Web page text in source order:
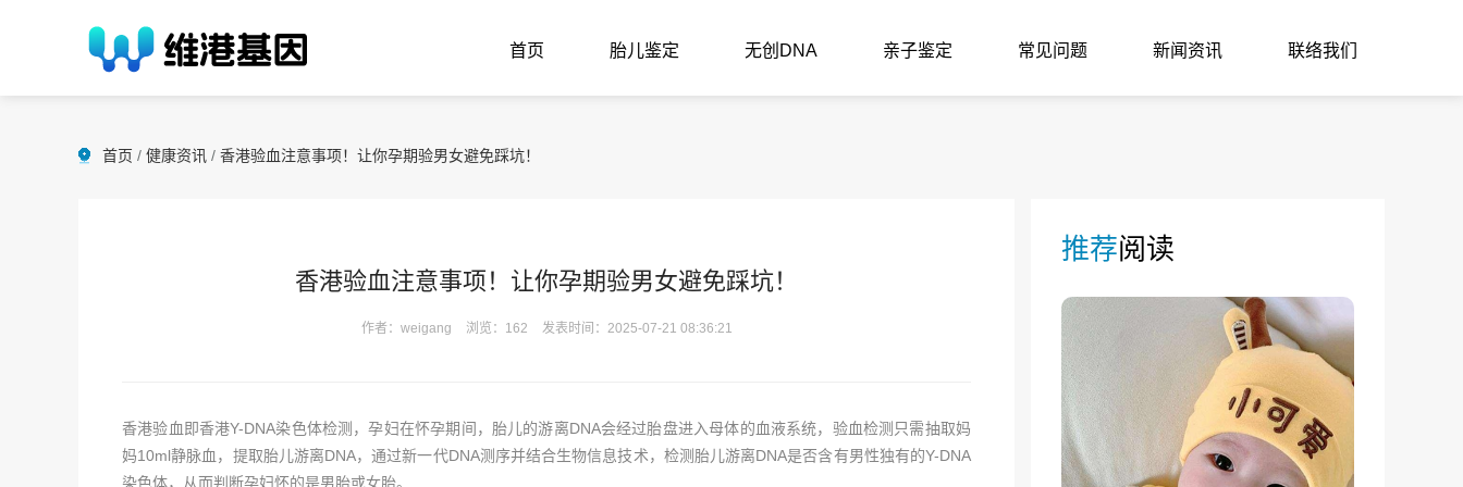
首页 胎儿鉴定 无创DNA 亲子鉴定 常见问题 新闻资讯 联络我们
首页 / 健康资讯 / 香港验血注意事项！让你孕期验男女避免踩坑！
香港验血注意事项！让你孕期验男女避免踩坑！
作者：weigang 浏览：162 发表时间：2025-07-21 08:36:21
香港验血即香港Y-DNA染色体检测，孕妇在怀孕期间，胎儿的游离DNA会经过胎盘进入母体的血液系统，验血检测只需抽取妈
妈10ml静脉血，提取胎儿游离DNA，通过新一代DNA测序并结合生物信息技术，检测胎儿游离DNA是否含有男性独有的Y-DNA
染色体，从而判断孕妇怀的是男胎或女胎。
推荐阅读